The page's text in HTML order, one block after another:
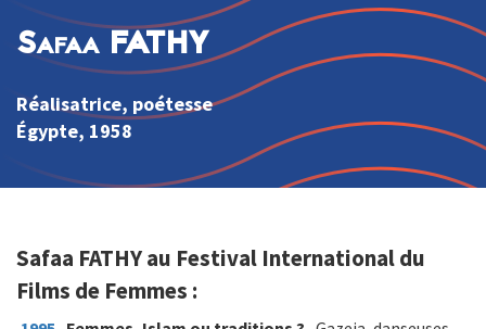
Safaa FATHY
Réalisatrice, poétesse
Égypte, 1958
Safaa FATHY au Festival International du
Films de Femmes :